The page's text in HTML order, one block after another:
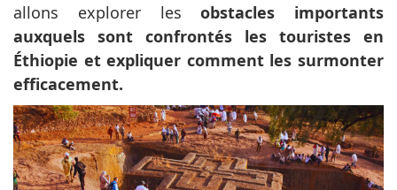
allons explorer lesobstacles importants
auxquels sont confrontés les touristes en
Éthiopie et expliquer comment les surmonter
efficacement.